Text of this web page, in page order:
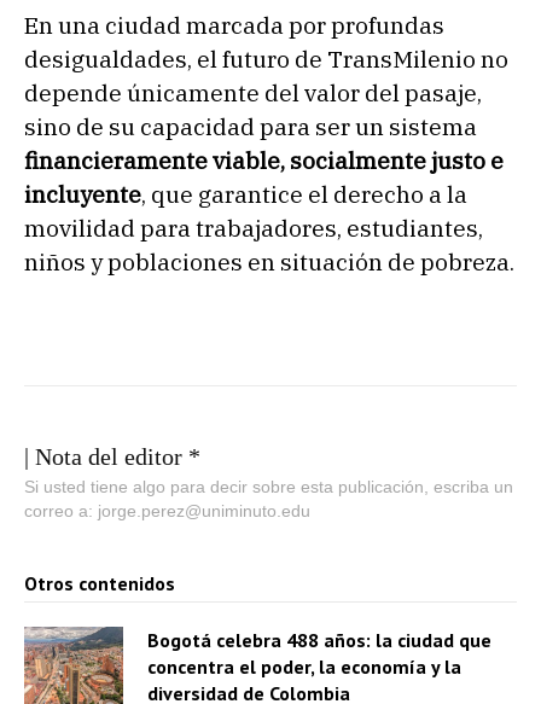
En una ciudad marcada por profundas
desigualdades, el futuro de TransMilenio no
depende únicamente del valor del pasaje,
sino de su capacidad para ser un sistema
financieramente viable, socialmente justo e
incluyente, que garantice el derecho a la
movilidad para trabajadores, estudiantes,
niños y poblaciones en situación de pobreza.
| Nota del editor *
Si usted tiene algo para decir sobre esta publicación, escriba un
correo a: jorge.perez@uniminuto.edu
Otros contenidos
Bogotá celebra 488 años: la ciudad que
concentra el poder, la economía y la
diversidad de Colombia